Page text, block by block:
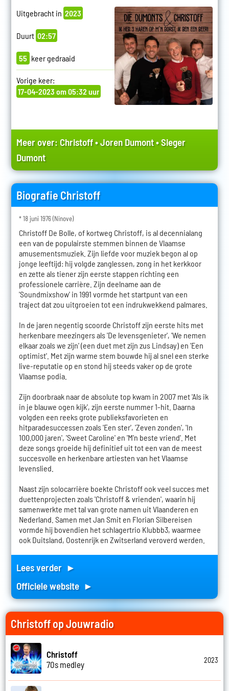
Uitgebracht in 2023
Duurt 02:57
55 keer gedraaid
Vorige keer:
17-04-2023 om 05:32 uur
Meer over: Christoff•Joren Dumont•Sieger
Dumont
Biografie Christoff
* 18 juni 1976 (Ninove)
Christoff De Bolle, of kortweg Christoff, is al decennialang
een van de populairste stemmen binnen de Vlaamse
amusementsmuziek. Zijn liefde voor muziek begon al op
jonge leeftijd: hij volgde zanglessen, zong in het kerkkoor
en zette als tiener zijn eerste stappen richting een
professionele carrière. Zijn deelname aan de
'Soundmixshow' in 1991 vormde het startpunt van een
traject dat zou uitgroeien tot een indrukwekkend palmares.
In de jaren negentig scoorde Christoff zijn eerste hits met
herkenbare meezingers als 'De levensgenieter', 'We nemen
elkaar zoals we zijn' (een duet met zijn zus Lindsay) en 'Een
optimist'. Met zijn warme stem bouwde hij al snel een sterke
live-reputatie op en stond hij steeds vaker op de grote
Vlaamse podia.
Zijn doorbraak naar de absolute top kwam in 2007 met 'Als ik
in je blauwe ogen kijk', zijn eerste nummer 1-hit. Daarna
volgden een reeks grote publieksfavorieten en
hitparadesuccessen zoals 'Een ster', 'Zeven zonden', 'In
100.000 jaren', 'Sweet Caroline' en 'M'n beste vriend'. Met
deze songs groeide hij definitief uit tot een van de meest
succesvolle en herkenbare artiesten van het Vlaamse
levenslied.
Naast zijn solocarrière boekte Christoff ook veel succes met
duettenprojecten zoals 'Christoff & vrienden', waarin hij
samenwerkte met tal van grote namen uit Vlaanderen en
Nederland. Samen met Jan Smit en Florian Silbereisen
vormde hij bovendien het schlagertrio Klubbb3, waarmee
ook Duitsland, Oostenrijk en Zwitserland veroverd werden.
Lees verder ►
Officiele website ►
Christoff op Jouwradio
Christoff
70s medley
2023